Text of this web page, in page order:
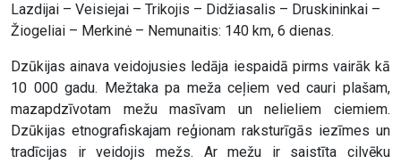
Lazdijai – Veisiejai – Trikojis – Didžiasalis – Druskininkai –
Žiogeliai – Merkinė – Nemunaitis: 140 km, 6 dienas.
Dzūkijas ainava veidojusies ledāja iespaidā pirms vairāk kā
10 000 gadu. Mežtaka pa meža ceļiem ved cauri plašam,
mazapdzīvotam mežu masīvam un nelieliem ciemiem.
Dzūkijas etnografiskajam reģionam raksturīgās iezīmes un
tradīcijas ir veidojis mežs. Ar mežu ir saistīta cilvēku